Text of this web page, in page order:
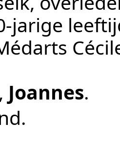
jarige
, Joannes.